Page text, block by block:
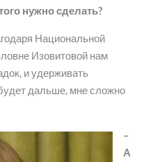
нужно сделать?
Национальной
Изовитовой нам
и удерживать
дальше, мне сложно
–
А